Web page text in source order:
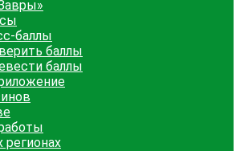
баллы
баллы
баллы
регионах